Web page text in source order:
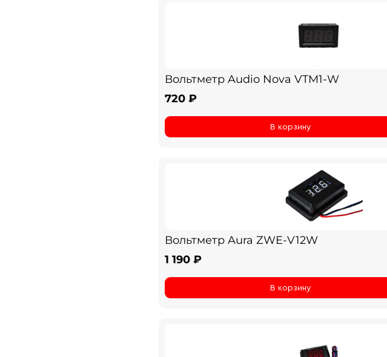
Вольтметр Audio Nova VTM1-W
720 ₽
В корзину
Вольтметр Aura ZWE-V12W
1 190 ₽
В корзину